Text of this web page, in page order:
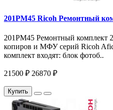
201PM45 Ricoh Ремонтный
201PM45 Ремонтный комплект
копиров и МФУ серий Ricoh
комплект входят: блок фотоб..
21500 ₽ 26870 ₽
Купить